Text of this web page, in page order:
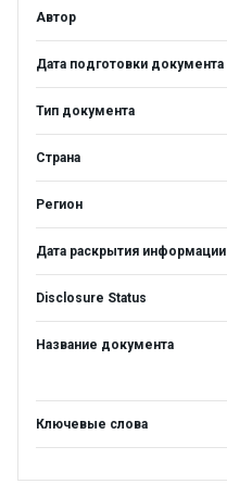
Автор
Дата подготовки документа
Тип документа
Страна
Регион
Дата раскрытия информации
Disclosure Status
Название документа
Ключевые слова